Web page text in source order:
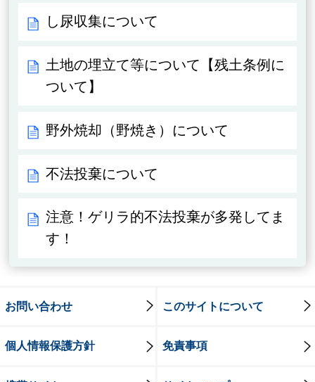
し尿収集について
土地の埋立て等について【残土条例に
ついて】
野外焼却（野焼き）について
不法投棄について
注意！ゲリラ的不法投棄が多発してま
す！
お問い合わせ このサイトについて
個人情報保護方針 免責事項